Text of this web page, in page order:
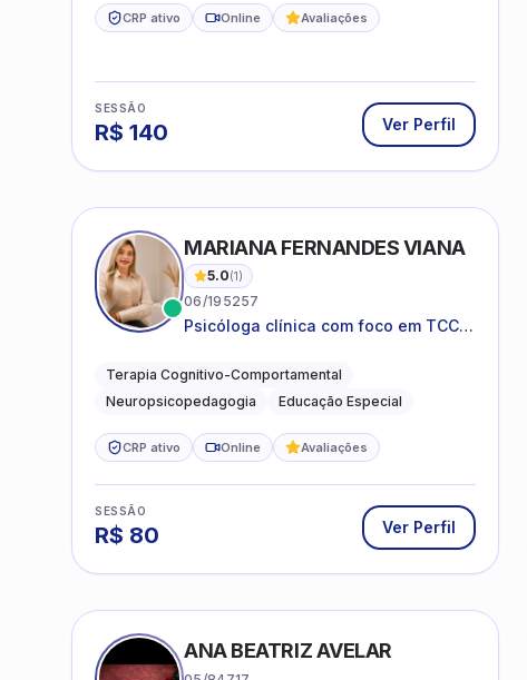
CRP ativo Online Avaliações
SESSÃO
R$ 140 Ver Perfil
MARIANA FERNANDES VIANA
5.0(1)
06/195257
Psicóloga clínica com foco em TCC,
acompanhamento do
neurodesenvolvimento.
Terapia Cognitivo-Comportamental
Neuropsicopedagogia
Educação Especial
CRP ativo Online Avaliações
SESSÃO
R$ 80 Ver Perfil
ANA BEATRIZ AVELAR